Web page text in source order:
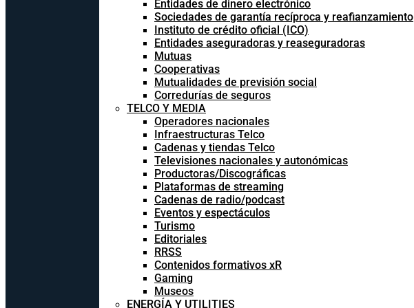
Entidades de dinero electrónico
Sociedades de garantía recíproca y reafianzamiento
Instituto de crédito oficial (ICO)
Entidades aseguradoras y reaseguradoras
Mutuas
Cooperativas
Mutualidades de previsión social
Corredurías de seguros
TELCO Y MEDIA
Operadores nacionales
Infraestructuras Telco
Cadenas y tiendas Telco
Televisiones nacionales y autonómicas
Productoras/Discográficas
Plataformas de streaming
Cadenas de radio/podcast
Eventos y espectáculos
Turismo
Editoriales
RRSS
Contenidos formativos xR
Gaming
Museos
ENERGÍA Y UTILITIES